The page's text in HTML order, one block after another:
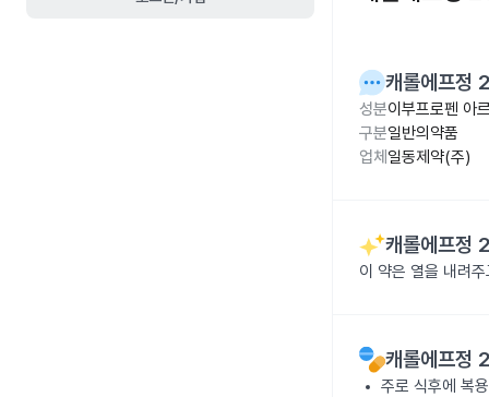
캐롤에프
성분이부프로펜 아
구분일반의약품
업체 일동제약(주)
캐롤에프
이 약은 열을 내려
캐롤에프
주로 식후에 복